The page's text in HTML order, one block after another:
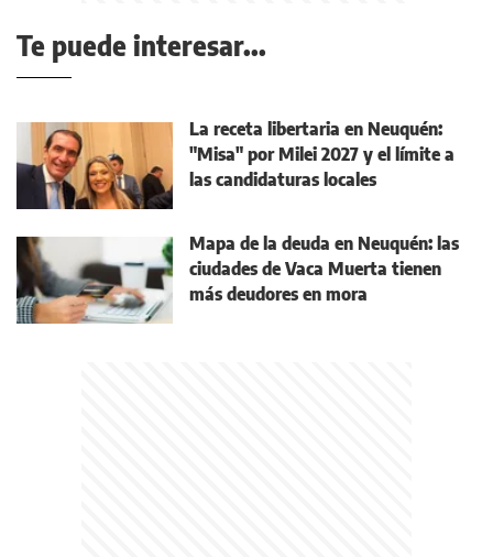
Te puede interesar...
La receta libertaria en Neuquén:
"Misa" por Milei 2027 y el límite a
las candidaturas locales
Mapa de la deuda en Neuquén: las
ciudades de Vaca Muerta tienen
más deudores en mora